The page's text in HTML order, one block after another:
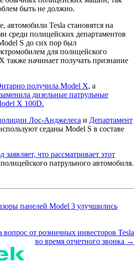
быть не должно.
автомобили Tesla становятся на
среди полицейских департаментов
S до сих пор был
для полицейского
также начинает получать признание
получила Model X, а
дизельные патрульные
X 100D.
Лос-Анджелеса и Департамент
седаны Model S в составе
заявляет, что рассматривает этот
полицейского патрульного автомобиля.
панелей Model 3 улучшились
от розничных инвесторов Tesla
во время отчетного звонка →